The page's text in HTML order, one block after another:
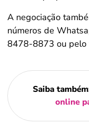
A negociação
números de
8478-8873 ou
Saiba
online